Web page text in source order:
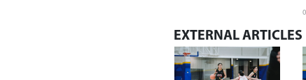
EXTERNAL ARTICLES